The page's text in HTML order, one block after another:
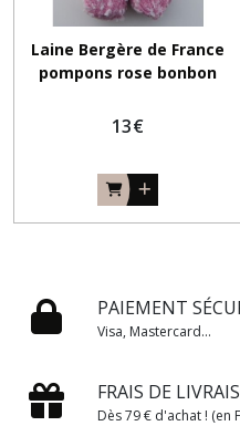
Laine Bergère de France
pompons rose bonbon
13€
PAIEMENT
Visa, Mastercard...
FRAIS DE
Dès 79 € d'achat ! (en